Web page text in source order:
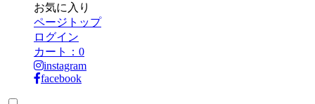
お気に入り
ページトップ
ログイン
カート： 0
instagram
facebook